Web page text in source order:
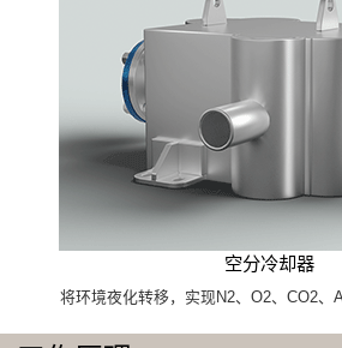
空分冷却器
将环境夜化转移，实现N2、O2、CO2、